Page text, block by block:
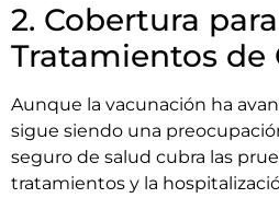
2. Cobertura
Tratamientos de
Aunque la vacunación ha
sigue siendo una
seguro de salud cubra las
tratamientos y la